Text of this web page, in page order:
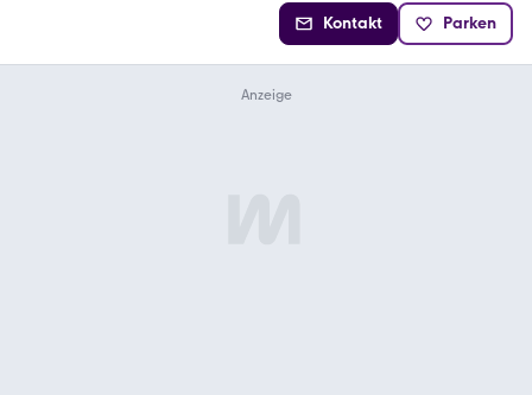
Kontakt Parken